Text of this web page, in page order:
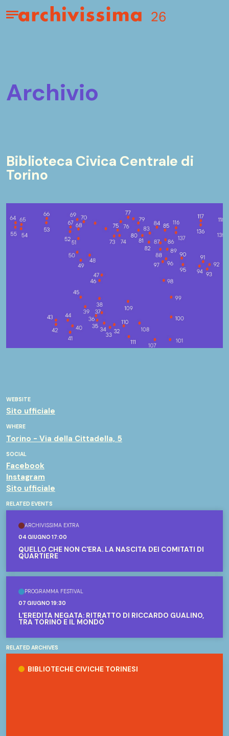
Home page
Apri il menu
archivio
Biblioteca Civica Centrale di
Torino
WEBSITE
Sito ufficiale
WHERE
Torino - Via della Cittadella, 5
SOCIAL
Facebook
Instagram
Sito ufficiale
RELATED EVENTS
ARCHIVISSIMA EXTRA
04 GIUGNO 17:00
QUELLO CHE NON C'ERA. LA NASCITA DEI COMITATI DI
QUARTIERE
PROGRAMMA FESTIVAL
07 GIUGNO 19:30
L'EREDITÀ NEGATA: RITRATTO DI RICCARDO GUALINO,
TRA TORINO E IL MONDO
RELATED ARCHIVES
BIBLIOTECHE CIVICHE TORINESI